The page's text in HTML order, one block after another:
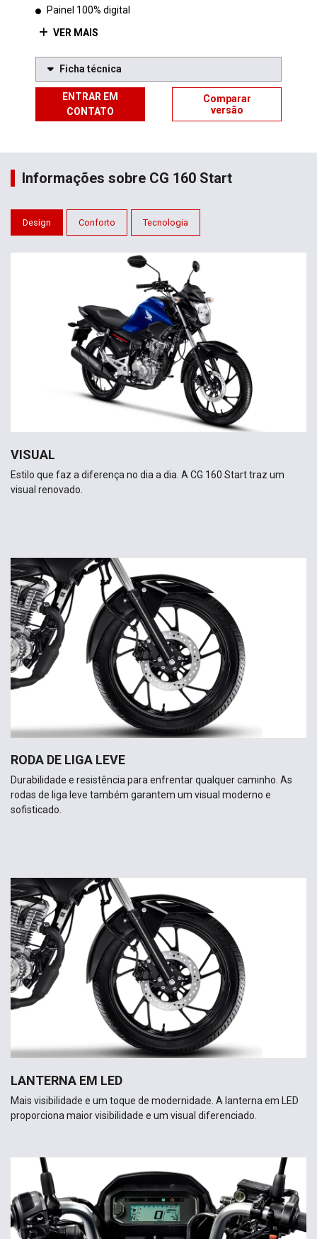
Painel 100% digital
VER MAIS
Ficha técnica
ENTRAR EM
CONTATO
Comparar
versão
Informações sobre CG 160 Start
Design Conforto Tecnologia
VISUAL
Estilo que faz a diferença no dia a dia. A CG 160 Start traz um
visual renovado.
RODA DE LIGA LEVE
Durabilidade e resistência para enfrentar qualquer caminho. As
rodas de liga leve também garantem um visual moderno e
sofisticado.
LANTERNA EM LED
Mais visibilidade e um toque de modernidade. A lanterna em LED
proporciona maior visibilidade e um visual diferenciado.